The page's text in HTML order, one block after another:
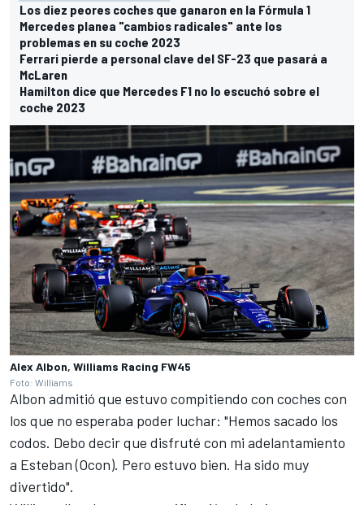
Los diez peores coches que ganaron en la Fórmula 1
Mercedes planea "cambios radicales" ante los
problemas en su coche 2023
Ferrari pierde a personal clave del SF-23 que pasará a
McLaren
Hamilton dice que Mercedes F1 no lo escuchó sobre el
coche 2023
Alex Albon, Williams Racing FW45
Foto: Williams
Albon admitió que estuvo compitiendo con coches con
los que no esperaba poder luchar: "Hemos sacado los
codos. Debo decir que disfruté con mi adelantamiento
a Esteban (Ocon). Pero estuvo bien. Ha sido muy
divertido".